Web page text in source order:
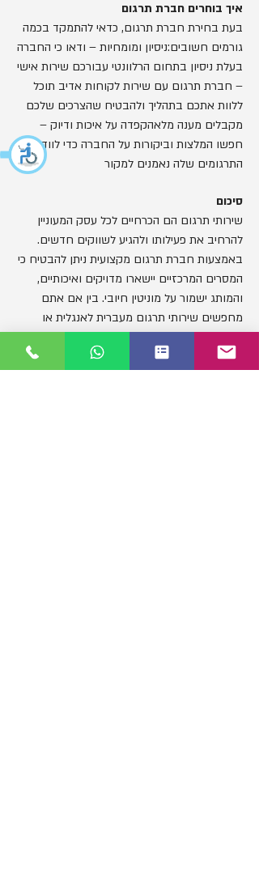
איך בוחרים חברת תרגום
בעת בחירת חברת תרגום, כדאי להתמקד בכמה
גורמים חשובים:ניסיון ומומחיות – ודאו כי החברה
בעלת ניסיון בתחום הרלוונטי עבורכם שירות אישי
– חברת תרגום עם שירות לקוחות אדיב תוכל
ללוות אתכם בתהליך ולהבטיח שהצרכים שלכם
מקבלים מענה מלאהקפדה על איכות ודיוק –
חפשו המלצות וביקורות על החברה כדי לוודא כי
התרגומים שלה נאמנים למקור
סיכום
שירותי תרגום הם הכרחיים לכל עסק המעוניין
להרחיב את פעילותו ולהגיע לשווקים חדשים.
באמצעות חברת תרגום מקצועית ניתן להבטיח כי
המסרים המרכזיים יישארו מדויקים ואיכותיים,
והמותג ישמור על מוניטין חיובי. בין אם אתם
מחפשים שירותי תרגום מעברית לאנגלית או
תרגומים במגוון שפות אחרות, השקעה בחברת
תרגום איכותית היא צעד חכם וחשוב לעסק